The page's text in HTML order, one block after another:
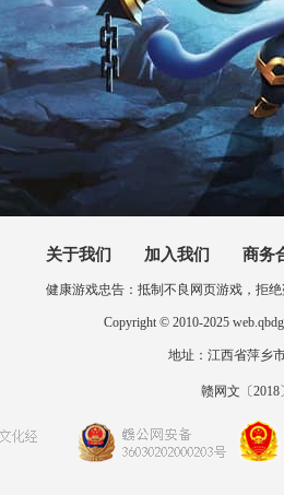
关于我们 加入我们 商务
健康游戏忠告：抵制不良网页游戏，拒
Copyright © 2010-2025
地址：江西省萍乡
赣网文〔2018